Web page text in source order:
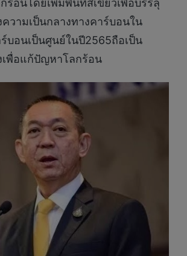
ร้อนโดยเพิ่มพื้นที่สีเขียวเพื่อบรรลุ
ความเป็นกลางทางคาร์บอนใน
บอนเป็นศูนย์ในปี2565ถือเป็น
เพื่อแก้ปัญหาโลกร้อน